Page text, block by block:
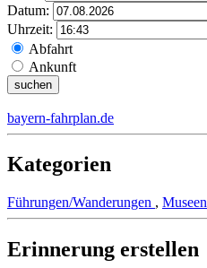
Datum:
Uhrzeit:
Abfahrt
Ankunft
bayern-fahrplan.de
Kategorien
Führungen/Wanderungen , Museen
Erinnerung erstellen